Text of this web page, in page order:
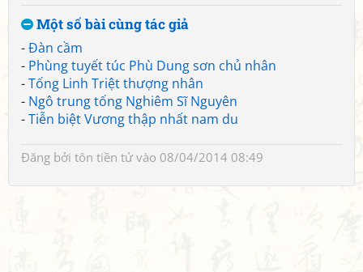
Một số bài cùng tác giả
-Đàn cầm
- Phùng tuyết túc Phù Dung sơn chủ nhân
-Tống Linh Triệt thượng nhân
- Ngô trung tống Nghiêm Sĩ Nguyên
-Tiễn biệt Vương thập nhất nam du
Đăng bởi tôn tiền tửvào 08/04/2014 08:49